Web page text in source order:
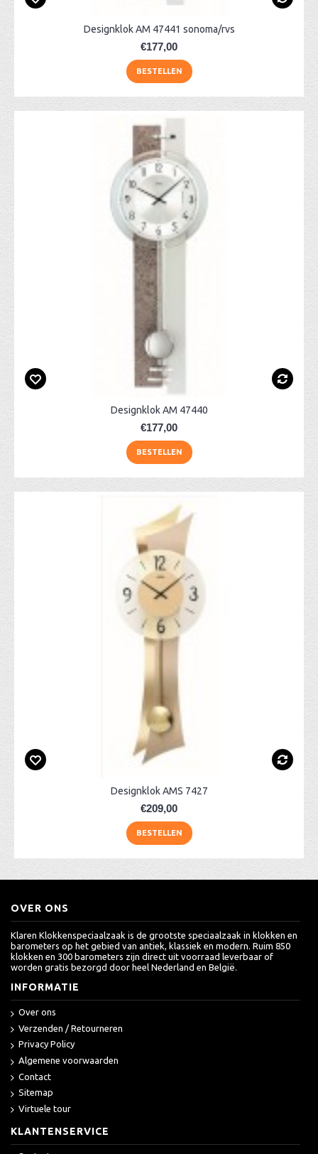
Designklok AM 47441 sonoma/rvs
€177,00
BESTELLEN
Designklok AM 47440
€177,00
BESTELLEN
Designklok AMS 7427
€209,00
BESTELLEN
OVER ONS
Klaren Klokkenspeciaalzaak is de grootste speciaalzaak in klokken en
barometers op het gebied van antiek, klassiek en modern. Ruim 850
klokken en 300 barometers zijn direct uit voorraad leverbaar of
worden gratis bezorgd door heel Nederland en België.
INFORMATIE
Over ons
Verzenden / Retourneren
Privacy Policy
Algemene voorwaarden
Contact
Sitemap
Virtuele tour
KLANTENSERVICE